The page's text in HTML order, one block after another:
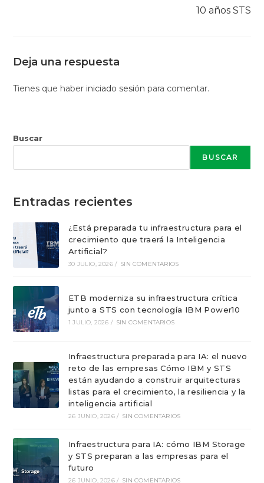
10 años STS
Deja una respuesta
Tienes que haber iniciado sesión para comentar.
Buscar
BUSCAR
Entradas recientes
¿Está preparada tu infraestructura para el
crecimiento que traerá la Inteligencia
Artificial?
30 JULIO, 2026 / SIN COMENTARIOS
ETB moderniza su infraestructura crítica
junto a STS con tecnología IBM Power10
1 JULIO, 2026 / SIN COMENTARIOS
Infraestructura preparada para IA: el nuevo
reto de las empresas Cómo IBM y STS
están ayudando a construir arquitecturas
listas para el crecimiento, la resiliencia y la
inteligencia artificial
26 JUNIO, 2026 / SIN COMENTARIOS
Infraestructura para IA: cómo IBM Storage
y STS preparan a las empresas para el
futuro
26 JUNIO, 2026 / SIN COMENTARIOS